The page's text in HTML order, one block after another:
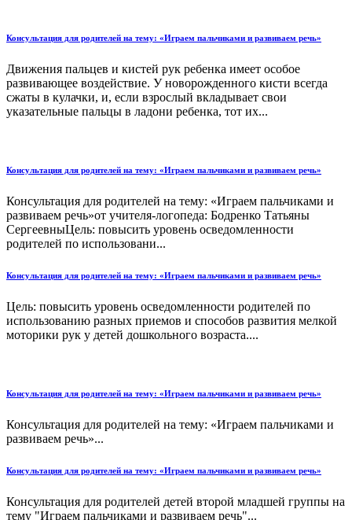
Консультация для родителей на тему: «Играем пальчиками и развиваем речь»
Движения пальцев и кистей рук ребенка имеет особое
развивающее воздействие. У новорожденного кисти всегда
сжаты в кулачки, и, если взрослый вкладывает свои
указательные пальцы в ладони ребенка, тот их...
Консультация для родителей на тему: «Играем пальчиками и развиваем речь»
Консультация для родителей на тему: «Играем пальчиками и
развиваем речь»от учителя-логопеда: Бодренко Татьяны
СергеевныЦель: повысить уровень осведомленности
родителей по использовани...
Консультация для родителей на тему: «Играем пальчиками и развиваем речь»
Цель: повысить уровень осведомленности родителей по
использованию разных приемов и способов развития мелкой
моторики рук у детей дошкольного возраста....
Консультация для родителей на тему: «Играем пальчиками и развиваем речь»
Консультация для родителей на тему: «Играем пальчиками и
развиваем речь»...
Консультация для родителей на тему: «Играем пальчиками и развиваем речь»
Консультация для родителей детей второй младшей группы на
тему "Играем пальчиками и развиваем речь"...